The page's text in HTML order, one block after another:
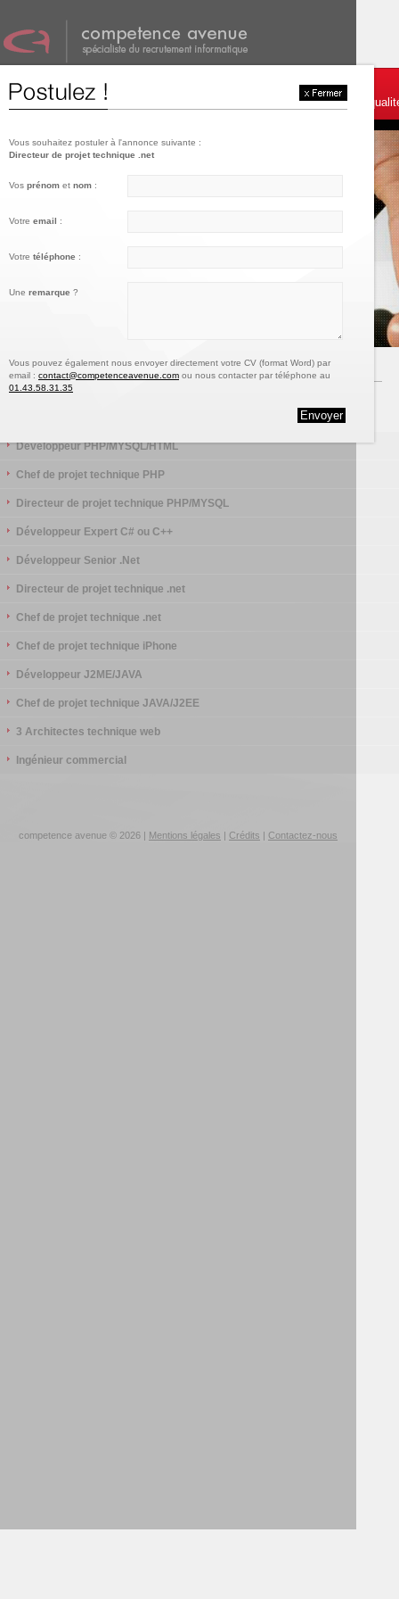
001
Témoignages et services
003
Charte de
Développeur PHP/MYSQL/HTML
Chef de projet technique PHP
Directeur de projet technique PHP/MYSQL
Développeur Expert C# ou C++
Développeur Senior .Net
Directeur de projet technique .net
Chef de projet technique .net
Chef de projet technique iPhone
Développeur J2ME/JAVA
Chef de projet technique JAVA/J2EE
3 Architectes technique web
Ingénieur commercial
competence avenue © 2026 | Mentions légales Crédits Contactez-nous
Vous souhaitez postuler à l'annonce suivante :
Directeur de projet technique .net
Vos prénom et nom :
Votre email :
Votre téléphone :
Une remarque ?
Vous pouvez également nous envoyer directement votre CV (format Word) par
email : contact@competenceavenue.com ou nous contacter par téléphone au
01.43.58.31.35